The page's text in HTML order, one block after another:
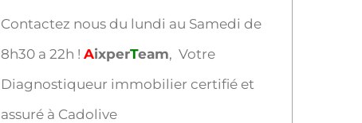
Contactez nous du lundi au Samedi de
8h30 a 22h !AixperTeam, Votre
Diagnostiqueur immobilier certifié et
assuré à Cadolive